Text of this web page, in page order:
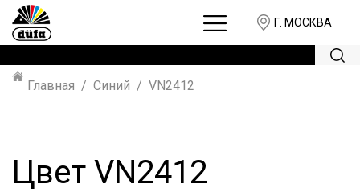
Г. МОСКВА
Главная Синий VN2412
Цвет VN2412